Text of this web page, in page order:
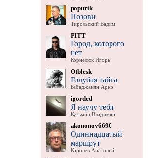
popurik
Позови
Тирольский Вадим
PITT
Город, которого
нет
Корнелюк Игорь
Otblesk
Голубая тайга
Бабаджанян Арно
igorded
Я научу тебя
Кузьмин Владимир
akononov6690
Одиннадцатый
маршрут
Королев Анатолий